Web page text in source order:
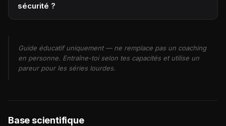
sécurité ?
Guide éducatif uniquement — ne remplace pas un coaching
en personne. Entraîne-toi selon tes capacités et utilise un
pareur pour les séries lourdes.
Base scientifique